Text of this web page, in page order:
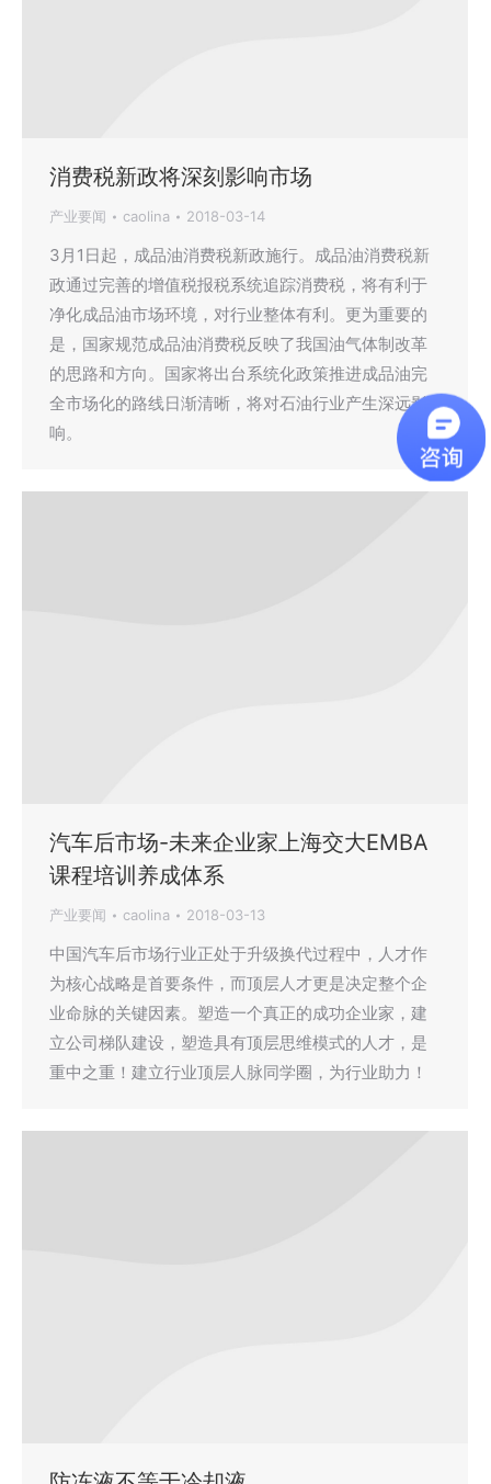
消费税新政将深刻影响市场
产业要闻 caolina 2018-03-14
3月1日起，成品油消费税新政施行。成品油消费税新
政通过完善的增值税报税系统追踪消费税，将有利于
净化成品油市场环境，对行业整体有利。更为重要的
是，国家规范成品油消费税反映了我国油气体制改革
的思路和方向。国家将出台系统化政策推进成品油完
全市场化的路线日渐清晰，将对石油行业产生深远影
响。
汽车后市场-未来企业家上海交大EMBA
课程培训养成体系
产业要闻 caolina 2018-03-13
中国汽车后市场行业正处于升级换代过程中，人才作
为核心战略是首要条件，而顶层人才更是决定整个企
业命脉的关键因素。塑造一个真正的成功企业家，建
立公司梯队建设，塑造具有顶层思维模式的人才，是
重中之重！建立行业顶层人脉同学圈，为行业助力！